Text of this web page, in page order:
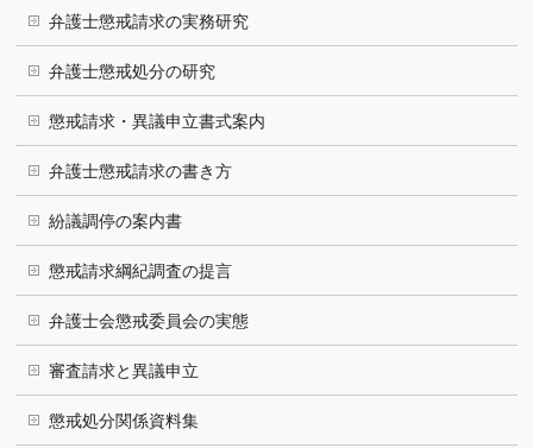
弁護士懲戒請求の実務研究
弁護士懲戒処分の研究
懲戒請求・異議申立書式案内
弁護士懲戒請求の書き方
紛議調停の案内書
懲戒請求綱紀調査の提言
弁護士会懲戒委員会の実態
審査請求と異議申立
懲戒処分関係資料集